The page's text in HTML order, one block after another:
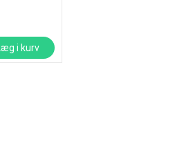
Læg i kurv